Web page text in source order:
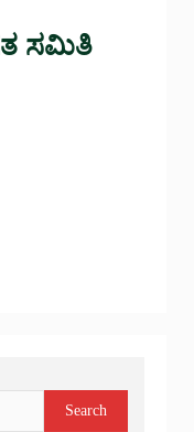
ಸಮಿತಿ